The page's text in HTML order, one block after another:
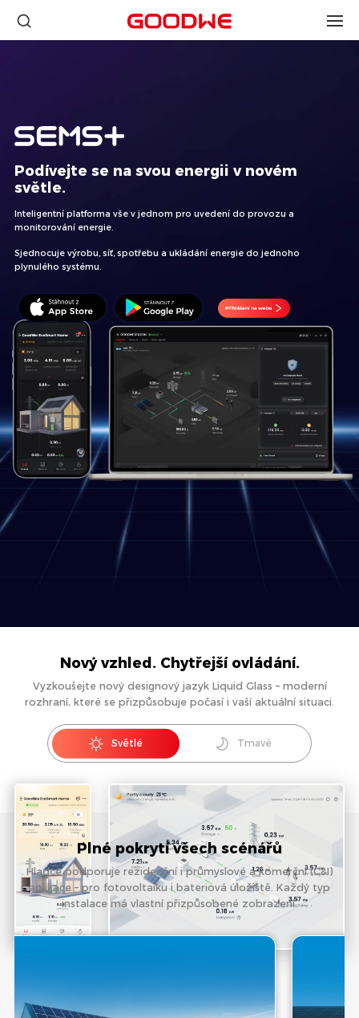
Podívejte se na svou energii v novém
světle.
Inteligentní platforma vše v jednom pro uvedení do provozu a
monitorování energie.
Sjednocuje výrobu, síť, spotřebu a ukládání energie do jednoho
plynulého systému.
Nový vzhled. Chytřejší ovládání.
Vyzkoušejte nový designový jazyk Liquid Glass – moderní
rozhraní, které se přizpůsobuje počasí i vaší aktuální situaci.
Světlé Tmavé
Plné pokrytí všech scénářů
Hladce podporuje rezidenční i průmyslové a komerční (C&I)
aplikace – pro fotovoltaiku i bateriová úložiště. Každý typ
instalace má vlastní přizpůsobené zobrazení.